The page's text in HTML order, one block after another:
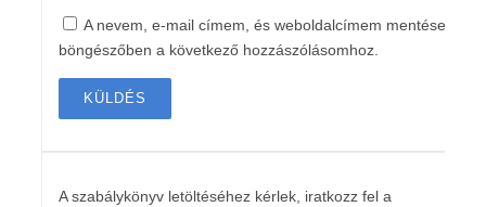
A nevem, e-mail címem, és weboldalcímem mentése a
böngészőben a következő hozzászólásomhoz.
A szabálykönyv letöltéséhez kérlek, iratkozz fel a